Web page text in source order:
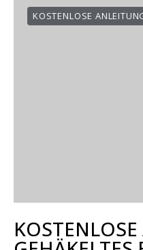
KOSTENLOSE